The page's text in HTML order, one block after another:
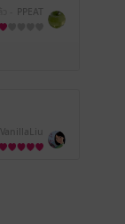
PPEAT
VanillaLiu